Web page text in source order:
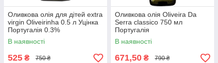
Оливкова олія для дітей extra
virgin Oliveirinha 0.5 л Уцінка
Португалія 0.3%
В наявності
525 ₴ 750 ₴
Оливкова олія Oliveira Da
Serra classico 750 мл
Португалія
В наявності
671,50 ₴ 790 ₴